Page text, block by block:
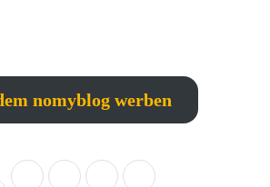
nomyblog werben